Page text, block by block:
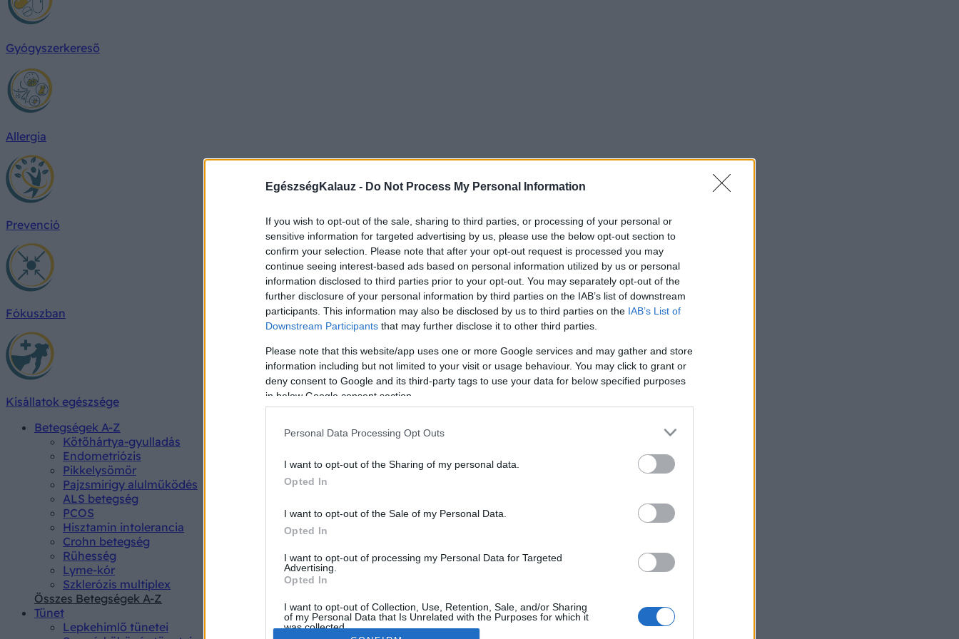
EgészségKalauz - Do Not Process My Personal Information
If you wish to opt-out of the sale, sharing to third parties, or processing of your personal or
sensitive information for targeted advertising by us, please use the below opt-out section to
confirm your selection. Please note that after your opt-out request is processed you may
continue seeing interest-based ads based on personal information utilized by us or personal
information disclosed to third parties prior to your opt-out. You may separately opt-out of the
further disclosure of your personal information by third parties on the IAB’s list of downstream
participants. This information may also be disclosed by us to third parties on the IAB’s List of
Downstream Participants that may further disclose it to other third parties.
Please note that this website/app uses one or more Google services and may gather and store
information including but not limited to your visit or usage behaviour. You may click to grant or
deny consent to Google and its third-party tags to use your data for below specified purposes
in below Google consent section.
Personal Data Processing Opt Outs
I want to opt-out of the Sharing of my personal data.
Opted In
I want to opt-out of the Sale of my Personal Data.
Opted In
I want to opt-out of processing my Personal Data for Targeted
Advertising.
Opted In
I want to opt-out of Collection, Use, Retention, Sale, and/or Sharing
of my Personal Data that Is Unrelated with the Purposes for which it
was collected.
Gyógyszerkereső
Allergia
Prevenció
Fókuszban
Kisállatok egészsége
Betegségek A-Z
Kötőhártya-gyulladás
Endometriózis
Pikkelysömör
Pajzsmirigy alulműködés
ALS betegség
PCOS
Hisztamin intolerancia
Crohn betegség
Rühesség
Lyme-kór
Szklerózis multiplex
Összes Betegségek A-Z
Tünet
Lepkehimlő tünetei